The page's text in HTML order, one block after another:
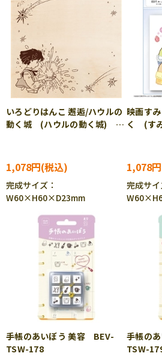
いろどりはんこ 邂逅/ハウルの
動く城 (ハウルの動く城)
1,078円
完成サイズ：
W60×H60×D23mm
映画す
く (す
1,078円
完成サイ
手帳のあいぼう 美容 BEV-
TSW-178
手帳の
TSW-